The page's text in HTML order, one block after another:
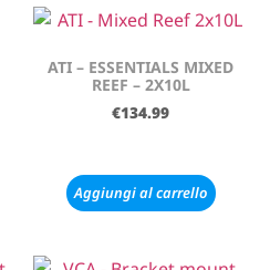
ATI – ESSENTIALS MIXED
REEF – 2X10L
€134.99
Aggiungi al carrello